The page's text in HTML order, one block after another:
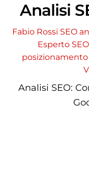
Analisi
Fabio Rossi SEO
Esperto SEO
Analisi SEO: